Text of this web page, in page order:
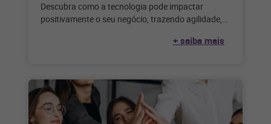
Descubra como a tecnologia pode impactar
positivamente o seu negócio, trazendo agilidade,
+ saiba mais